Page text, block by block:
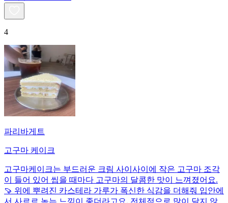
4
파리바게트
고구마 케이크
고구마케이크는 부드러운 크림 사이사이에 작은 고구마 조각
이 들어 있어 씹을 때마다 고구마의 달콤한 맛이 느껴졌어요.
🍠 위에 뿌려진 카스테라 가루가 폭신한 식감을 더해줘 입안에